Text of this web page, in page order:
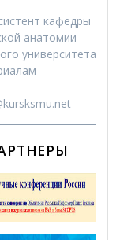
кафедры
анатомии
университета